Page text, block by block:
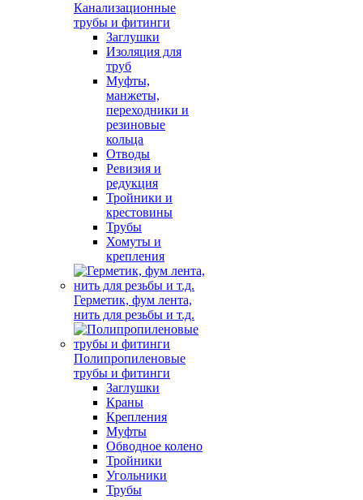
Канализационные
трубы и фитинги
Заглушки
Изоляция для
труб
Муфты,
манжеты,
переходники и
резиновые
кольца
Отводы
Ревизия и
редукция
Тройники и
крестовины
Трубы
Хомуты и
крепления
Герметик, фум лента,
нить для резьбы и т.д.
Полипропиленовые
трубы и фитинги
Заглушки
Краны
Крепления
Муфты
Обводное колено
Тройники
Угольники
Трубы